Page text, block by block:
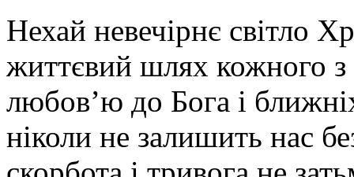
Нехай невечірнє світло
життєвий шлях кожного
любовʼю до Бога і
ніколи не залишить нас